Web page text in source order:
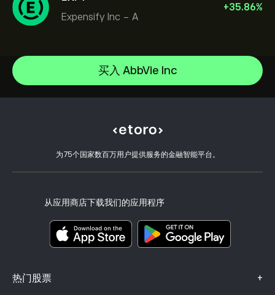
Expensify Inc - A
+35.86%
买入 AbbVie Inc
为75个国家数百万用户提供服务的金融智能平台。
从应用商店下载我们的应用程序
热门股票 +
Micron Technology, Inc.
Lam Research Corp
Applied Materials Inc
如何入金
如何出金
开设账户
客户端漏洞
CopyTrading 简介
负责任交易
eToro Academy
选择 eToro 的理由
我们的办事处
风险披露
关键信息文档
投诉信息（FCA 客户）
投资保险